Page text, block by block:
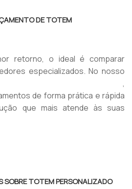
DE TOTEM
retorno, o ideal é comparar
especializados. No nosso
,
de forma prática e rápida
que mais atende às suas
SOBRE TOTEM PERSONALIZADO